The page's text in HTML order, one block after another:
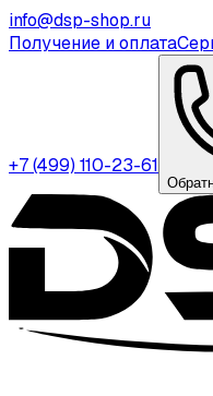
info@dsp-shop.ru
Получение и оплата
+7 (499) 110-23-61